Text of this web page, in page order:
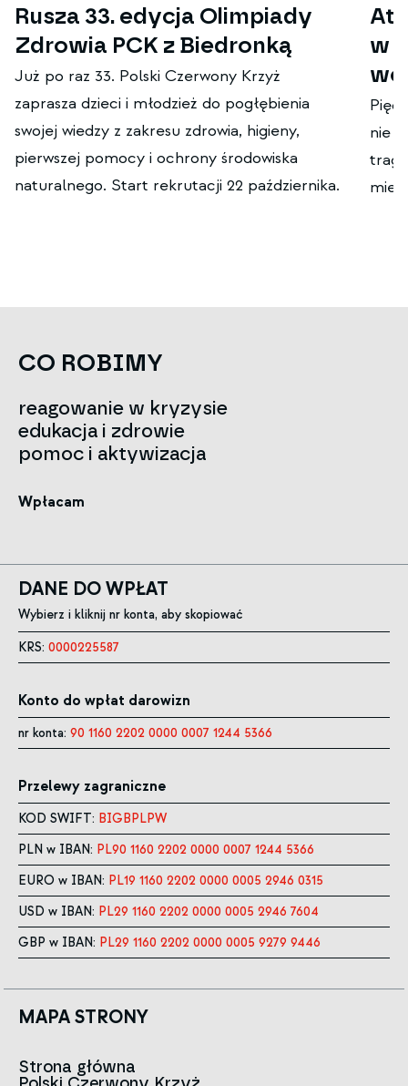
Rusza 33. edycja Olimpiady
Zdrowia PCK z Biedronką
Już po raz 33. Polski Czerwony Krzyż
zaprasza dzieci i młodzież do pogłębienia
swojej wiedzy z zakresu zdrowia, higieny,
pierwszej pomocy i ochrony środowiska
naturalnego. Start rekrutacji 22 października.
w
nie
CO ROBIMY
reagowanie w kryzysie
edukacja i zdrowie
pomoc i aktywizacja
Wpłacam
DANE DO WPŁAT
Wybierz i kliknij nr konta, aby skopiować
KRS: 0000225587
Konto do wpłat darowizn
nr konta: 90 1160 2202 0000 0007 1244 5366
Przelewy zagraniczne
KOD SWIFT: BIGBPLPW
PLN w IBAN: PL90 1160 2202 0000 0007 1244 5366
EURO w IBAN: PL19 1160 2202 0000 0005 2946 0315
USD w IBAN: PL29 1160 2202 0000 0005 2946 7604
GBP w IBAN: PL29 1160 2202 0000 0005 9279 9446
MAPA STRONY
Strona główna